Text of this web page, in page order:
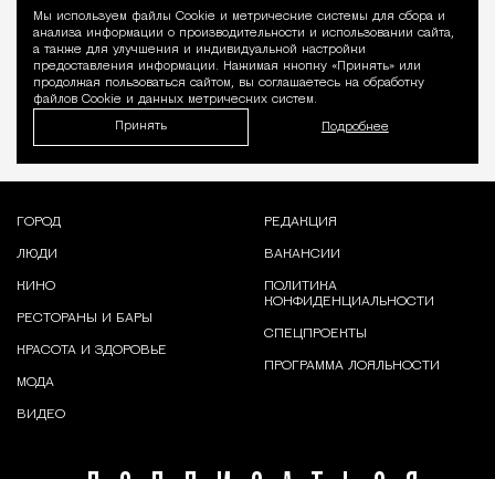
Уведомление
Мы используем файлы Сookie и метрические системы для сбора и
анализа информации о производительности и использовании сайта,
а также для улучшения и индивидуальной настройки
предоставления информации. Нажимая кнопку «Принять» или
продолжая пользоваться сайтом, вы соглашаетесь на обработку
файлов Cookie и данных метрических систем.
Принять Подробнее
ГОРОД
ЛЮДИ
КИНО
РЕСТОРАНЫ И БАРЫ
КРАСОТА И ЗДОРОВЬЕ
МОДА
ВИДЕО
РЕДАКЦИЯ
ВАКАНСИИ
ПОЛИТИКА
КОНФИДЕНЦИАЛЬНОСТИ
СПЕЦПРОЕКТЫ
ПРОГРАММА ЛОЯЛЬНОСТИ